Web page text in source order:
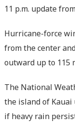
11 p.m. update
Hurricane-force
from the center
outward up to 115
The National
the island of Kauai
if heavy rain